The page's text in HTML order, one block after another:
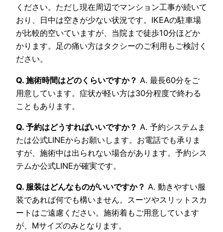
ください。ただし現在周辺でマンション工事が続いて
おり、日中は空きが少ない状況です。IKEAの駐車場
が比較的空いていますが、当院まで徒歩10分ほどか
かります。足の痛い方はタクシーのご利用もご検討く
ださい。
Q. 施術時間はどのくらいですか？ A. 最長60分をご
用意しています。症状が軽い方は30分程度で終わる
こともあります。
Q. 予約はどうすればいいですか？ A. 予約システムま
たは公式LINEからお願いします。お電話でも承りま
すが、施術中は出られない場合があります。予約シス
テムか公式LINEが確実です。
Q. 服装はどんなものがいいですか？ A. 動きやすい服
装であれば何でも構いません。スーツやスリットスカ
ートはご遠慮ください。施術着もご用意しています
が、Mサイズのみとなります。